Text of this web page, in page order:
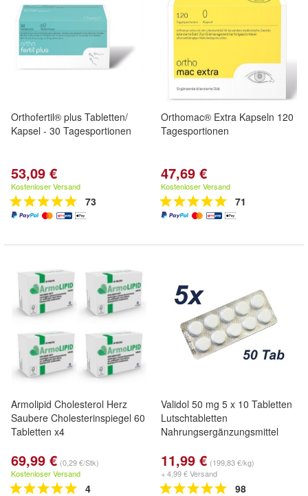
Orthofertil® plus Tabletten/
Kapsel - 30 Tagesportionen
53,09 €
Kostenloser Versand
73
Orthomac® Extra Kapseln 120
Tagesportionen
47,69 €
Kostenloser Versand
71
Armolipid Cholesterol Herz
Saubere Cholesterinspiegel 60
Tabletten x4
69,99 € (0,29 €/Stk)
Kostenloser Versand
4
Validol 50 mg 5 x 10 Tabletten
Lutschtabletten
Nahrungsergänzungsmittel
11,99 € (199,83 €/kg)
+ 4,99 € Versand
98